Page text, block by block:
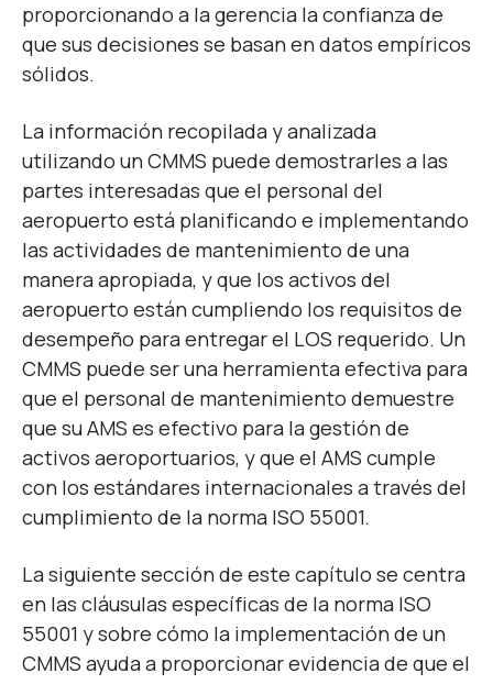
proporcionando a la gerencia la confianza de
que sus decisiones se basan en datos empíricos
sólidos.
La información recopilada y analizada
utilizando un CMMS puede demostrarles a las
partes interesadas que el personal del
aeropuerto está planificando e implementando
las actividades de mantenimiento de una
manera apropiada, y que los activos del
aeropuerto están cumpliendo los requisitos de
desempeño para entregar el LOS requerido. Un
CMMS puede ser una herramienta efectiva para
que el personal de mantenimiento demuestre
que su AMS es efectivo para la gestión de
activos aeroportuarios, y que el AMS cumple
con los estándares internacionales a través del
cumplimiento de la norma ISO 55001.
La siguiente sección de este capítulo se centra
en las cláusulas específicas de la norma ISO
55001 y sobre cómo la implementación de un
CMMS ayuda a proporcionar evidencia de que el